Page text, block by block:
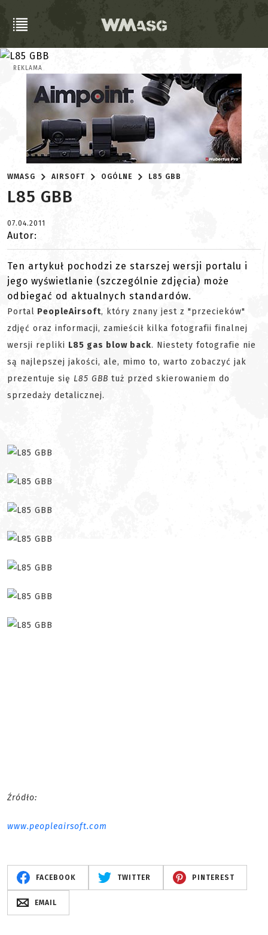
REKLAMA
WMASG AIRSOFT OGÓLNE L85 GBB
L85 GBB
07.04.2011
Autor:
Ten artykuł pochodzi ze starszej wersji portalu i
jego wyświetlanie (szczególnie zdjęcia) może
odbiegać od aktualnych standardów.
Portal PeopleAirsoft, który znany jest z "przecieków"
zdjęć oraz informacji, zamieścił kilka fotografii finalnej
wersji repliki L85 gas blow back. Niestety fotografie nie
są najlepszej jakości, ale, mimo to, warto zobaczyć jak
prezentuje się L85 GBB tuż przed skierowaniem do
sprzedaży detalicznej.
Źródło:
www.peopleairsoft.com
FACEBOOK TWITTER PINTEREST
EMAIL